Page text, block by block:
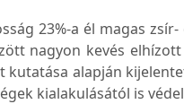
23%-a él magas
nagyon kevés
kutatása alapján
kialakulásától is